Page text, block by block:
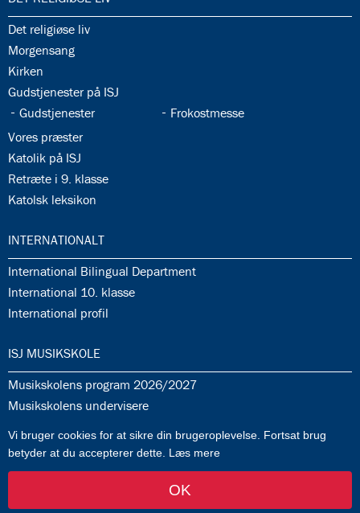
Kontakt
35.1:
Det religiøse liv
35.2:
Morgensang
35.3:
Kirken
35.4:
Gudstjenester på ISJ
35.5:
Gudstjenester 35.6:
Frokostmesse
35.7:
Vores præster
35.8:
Katolik på ISJ
35.9:
Retræte i 9. klasse
35.10:
Katolsk leksikon
36.0:
INTERNATIONALT
36.1:
International Bilingual Department
36.2:
International 10. klasse
36.3:
International profil
37.0:
ISJ MUSIKSKOLE
37.1:
Musikskolens program 2026/2027
37.2:
Musikskolens undervisere
37.4:
Generelle informationer & betingelser
af FlowTwo-
Vi bruger cookies for at sikre din brugeroplevelse. Fortsat brug
betyder at du accepterer dette. Læs mere
OK